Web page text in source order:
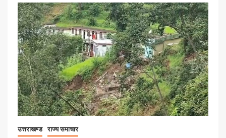
उत्तराखण्ड राज्य समाचार